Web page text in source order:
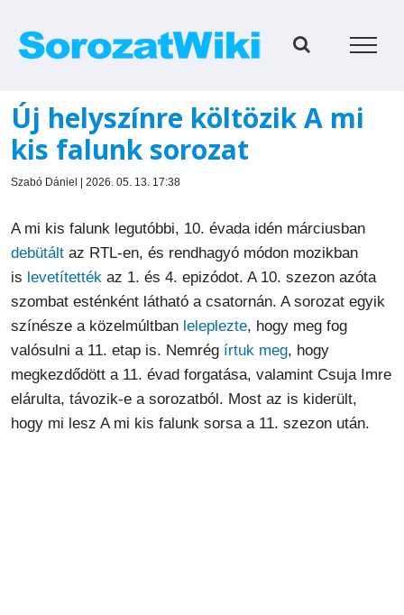
Új helyszínre költözik A mi
kis falunk sorozat
Szabó Dániel | 2026. 05. 13. 17:38
A mi kis falunk legutóbbi, 10. évada idén márciusban
debütált az RTL-en, és rendhagyó módon mozikban
is levetítették az 1. és 4. epizódot. A 10. szezon azóta
szombat esténként látható a csatornán. A sorozat egyik
színésze a közelmúltban leleplezte, hogy meg fog
valósulni a 11. etap is. Nemrég írtuk meg, hogy
megkezdődött a 11. évad forgatása, valamint Csuja Imre
elárulta, távozik-e a sorozatból. Most az is kiderült,
hogy mi lesz A mi kis falunk sorsa a 11. szezon után.